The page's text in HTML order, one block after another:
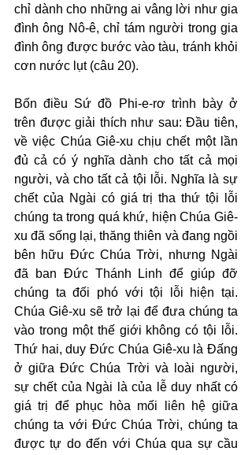
chỉ dành cho những ai vâng lời như gia
đình ông Nô-ê, chỉ tám người trong gia
đình ông được bước vào tàu, tránh khỏi
cơn nước lụt (câu 20).
Bốn điều Sứ đồ Phi-e-rơ trình bày ở
trên được giải thích như sau: Đầu tiên,
về việc Chúa Giê-xu chịu chết một lần
đủ cả có ý nghĩa dành cho tất cả mọi
người, và cho tất cả tội lỗi. Nghĩa là sự
chết của Ngài có giá trị tha thứ tội lỗi
chúng ta trong quá khứ, hiện Chúa Giê-
xu đã sống lại, thăng thiên và đang ngồi
bên hữu Đức Chúa Trời, nhưng Ngài
đã ban Đức Thánh Linh để giúp đỡ
chúng ta đối phó với tội lỗi hiện tại.
Chúa Giê-xu sẽ trở lại để đưa chúng ta
vào trong một thế giới không có tội lỗi.
Thứ hai, duy Đức Chúa Giê-xu là Đấng
ở giữa Đức Chúa Trời và loài người,
sự chết của Ngài là của lễ duy nhất có
giá trị để phục hòa mối liên hệ giữa
chúng ta với Đức Chúa Trời, chúng ta
được tự do đến với Chúa qua sự cầu